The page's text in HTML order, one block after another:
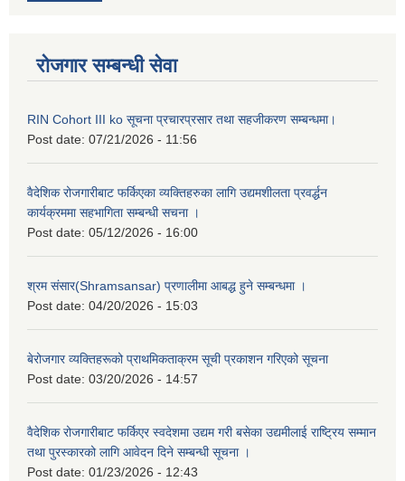
रोजगार सम्बन्धी सेवा
RIN Cohort III ko सूचना प्रचारप्रसार तथा सहजीकरण सम्बन्धमा।
Post date: 07/21/2026 - 11:56
वैदेशिक रोजगारीबाट फर्किएका व्यक्तिहरुका लागि उद्यमशीलता प्रवर्द्धन
कार्यक्रममा सहभागिता सम्बन्धी सचना ।
Post date: 05/12/2026 - 16:00
श्रम संसार(Shramsansar) प्रणालीमा आबद्ध हुने सम्बन्धमा ।
Post date: 04/20/2026 - 15:03
बेरोजगार व्यक्तिहरूको प्राथमिकताक्रम सूची प्रकाशन गरिएको सूचना
Post date: 03/20/2026 - 14:57
वैदेशिक रोजगारीबाट फर्किएर स्वदेशमा उद्यम गरी बसेका उद्यमीलाई राष्ट्रिय सम्मान
तथा पुरस्कारको लागि आवेदन दिने सम्बन्धी सूचना ।
Post date: 01/23/2026 - 12:43